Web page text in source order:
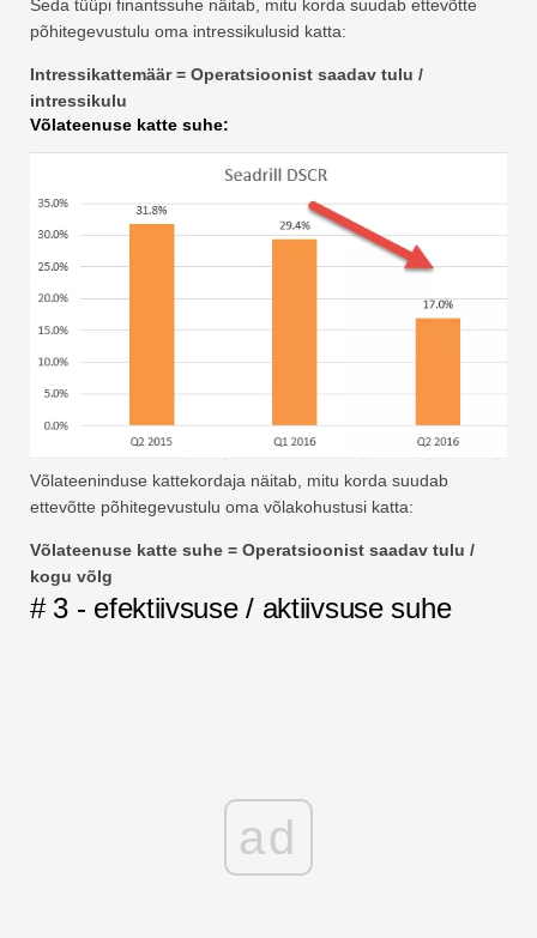
Seda tüüpi finantssuhe näitab, mitu korda suudab ettevõtte
põhitegevustulu oma intressikulusid katta:
Intressikattemäär = Operatsioonist saadav tulu /
intressikulu
Võlateenuse katte suhe:
Võlateeninduse kattekordaja näitab, mitu korda suudab
ettevõtte põhitegevustulu oma võlakohustusi katta:
Võlateenuse katte suhe = Operatsioonist saadav tulu /
kogu võlg
# 3 - efektiivsuse / aktiivsuse suhe
ad